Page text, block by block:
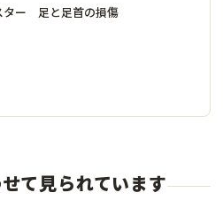
ター 足と足首の損傷
て見られています